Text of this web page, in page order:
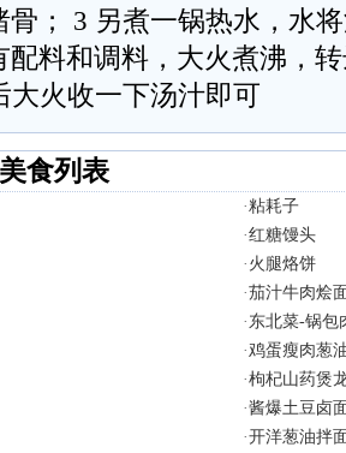
骨； 3 另煮一锅热水，水
配料和调料，大火煮沸，
大火收一下汤汁即可
食列表
·粘耗子
·红糖馒头
· 火腿烙饼
·茄汁牛肉烩
· 东北菜-锅包
·鸡蛋瘦肉葱
·枸杞山药煲
·酱爆土豆卤
·开洋葱油拌